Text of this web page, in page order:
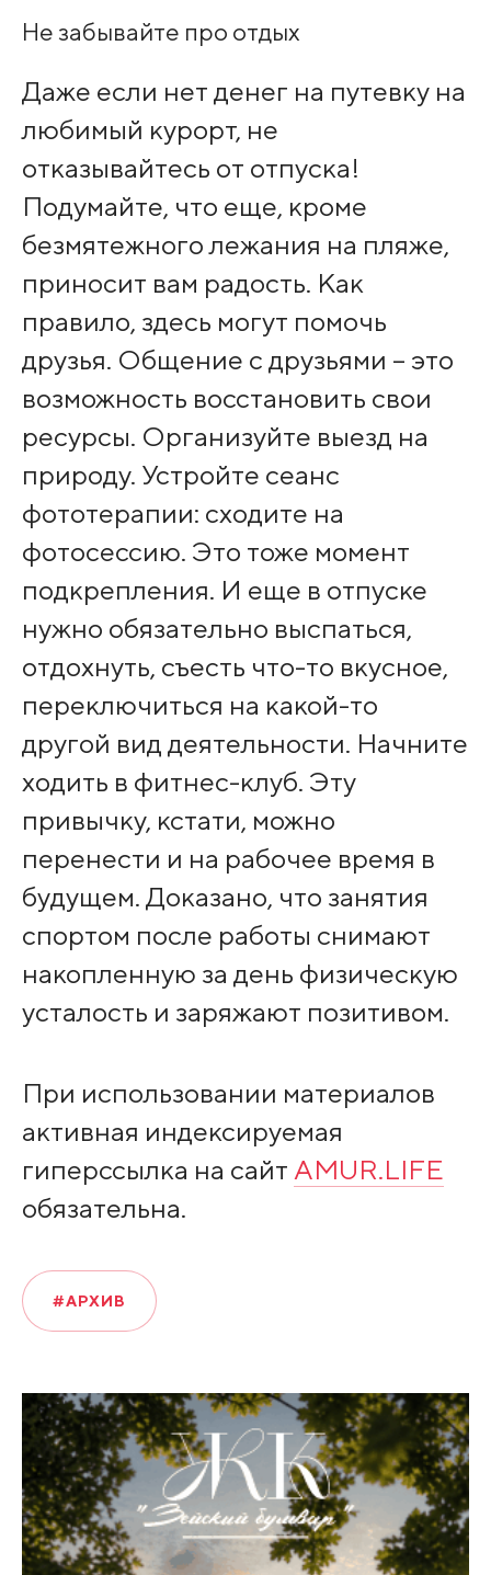
Не забывайте про отдых
Даже если нет денег на путевку на
любимый курорт, не
отказывайтесь от отпуска!
Подумайте, что еще, кроме
безмятежного лежания на пляже,
приносит вам радость. Как
правило, здесь могут помочь
друзья. Общение с друзьями – это
возможность восстановить свои
ресурсы. Организуйте выезд на
природу. Устройте сеанс
фототерапии: сходите на
фотосессию. Это тоже момент
подкрепления. И еще в отпуске
нужно обязательно выспаться,
отдохнуть, съесть что-то вкусное,
переключиться на какой-то
другой вид деятельности. Начните
ходить в фитнес-клуб. Эту
привычку, кстати, можно
перенести и на рабочее время в
будущем. Доказано, что занятия
спортом после работы снимают
накопленную за день физическую
усталость и заряжают позитивом.
При использовании материалов
активная индексируемая
гиперссылка на сайт AMUR.LIFE
обязательна.
#АРХИВ